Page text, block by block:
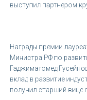
выступил партнером
Награды премии
Министра РФ по
Гаджимагомед
вклад в развитие
получил старший